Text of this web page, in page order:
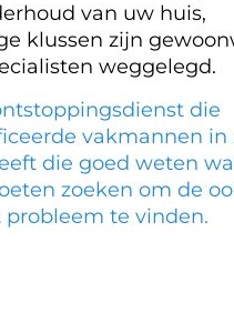
van uw huis,
klussen zijn
weggelegd.
die
vakmannen in
die goed weten
zoeken om de
probleem te vinden.